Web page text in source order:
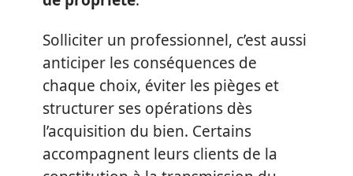
Solliciter un professionnel, c’est aussi
anticiper les conséquences de
chaque choix, éviter les pièges et
structurer ses opérations dès
l’acquisition du bien. Certains
accompagnent leurs clients de la